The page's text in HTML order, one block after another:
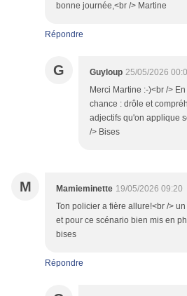
bonne journée,<br /> Martine
Répondre
G Guyloup 25/05/2026
Merci Martine :-)<br />
chance : drôle et
adjectifs qu'on applique
/> Bises
M Mamieminette 19/05/2026 09:20
Ton policier a fière allure!<br />
et pour ce scénario bien mis en
bises
Répondre